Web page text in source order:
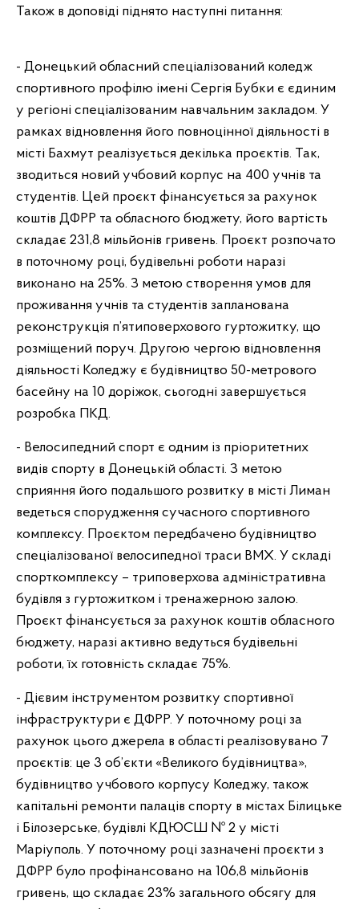
Також в доповіді піднято наступні питання:
- Донецький обласний спеціалізований коледж
спортивного профілю імені Сергія Бубки є єдиним
у регіоні спеціалізованим навчальним закладом. У
рамках відновлення його повноцінної діяльності в
місті Бахмут реалізується декілька проєктів. Так,
зводиться новий учбовий корпус на 400 учнів та
студентів. Цей проєкт фінансується за рахунок
коштів ДФРР та обласного бюджету, його вартість
складає 231,8 мільйонів гривень. Проєкт розпочато
в поточному році, будівельні роботи наразі
виконано на 25%. З метою створення умов для
проживання учнів та студентів запланована
реконструкція п’ятиповерхового гуртожитку, що
розміщений поруч. Другою чергою відновлення
діяльності Коледжу є будівництво 50-метрового
басейну на 10 доріжок, сьогодні завершується
розробка ПКД.
- Велосипедний спорт є одним із пріоритетних
видів спорту в Донецькій області. З метою
сприяння його подальшого розвитку в місті Лиман
ведеться спорудження сучасного спортивного
комплексу. Проєктом передбачено будівництво
спеціалізованої велосипедної траси ВМХ. У складі
спорткомплексу – триповерхова адміністративна
будівля з гуртожитком і тренажерною залою.
Проєкт фінансується за рахунок коштів обласного
бюджету, наразі активно ведуться будівельні
роботи, їх готовність складає 75%.
- Дієвим інструментом розвитку спортивної
інфраструктури є ДФРР. У поточному році за
рахунок цього джерела в області реалізовувано 7
проєктів: це 3 об’єкти «Великого будівництва»,
будівництво учбового корпусу Коледжу, також
капітальні ремонти палаців спорту в містах Білицьке
і Білозерське, будівлі КДЮСШ № 2 у місті
Маріуполь. У поточному році зазначені проєкти з
ДФРР було профінансовано на 106,8 мільйонів
гривень, що складає 23% загального обсягу для